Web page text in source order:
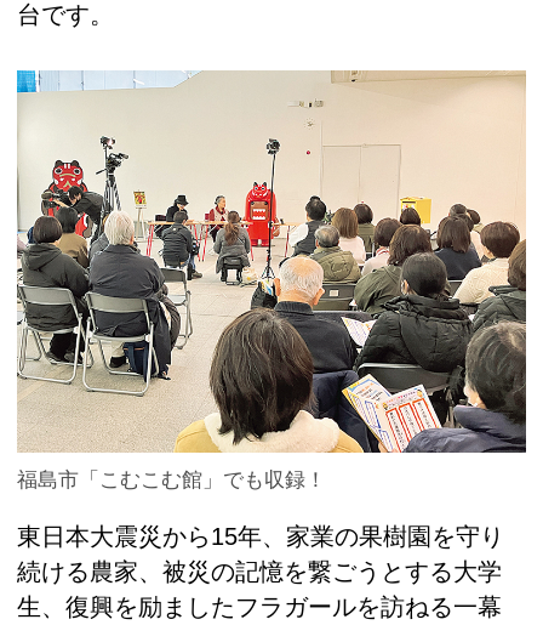
台です。
福島市「こむこむ館」でも収録！
東日本大震災から15年、家業の果樹園を守り
続ける農家、被災の記憶を繋ごうとする大学
生、復興を励ましたフラガールを訪ねる一幕